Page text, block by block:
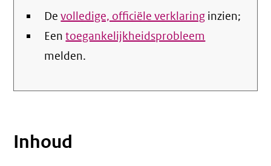
Devolledige, officiële verklaring inzien;
Eentoegankelijkheidsprobleem
melden.
Inhoud